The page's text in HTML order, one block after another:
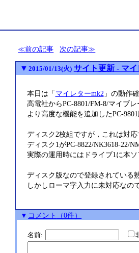
前の記事 次の記事
▼ 2015/01/13(火) サイト更新 - マ
本日は「マイレターmk2 」の動作
高電社からPC-8801/FM-8/マイブ
より高度な機能を追加したPC-
ディスク2枚組ですが，これは対
ディスク1がPC-8822/NK3618-22/
実際の運用時にはドライブ1に本
ディスク版なので登録されている
しかしローマ字入力に未対応なの
▼ コメント （0件）
名前: